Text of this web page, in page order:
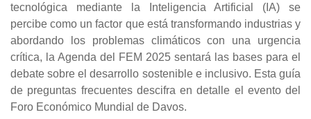
tecnológica mediante la Inteligencia Artificial (IA) se
percibe como un factor que está transformando industrias y
abordando los problemas climáticos con una urgencia
crítica, la Agenda del FEM 2025 sentará las bases para el
debate sobre el desarrollo sostenible e inclusivo. Esta guía
de preguntas frecuentes descifra en detalle el evento del
Foro Económico Mundial de Davos.